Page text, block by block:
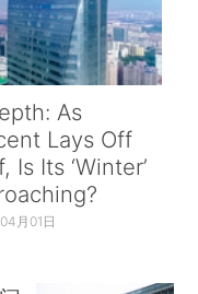
As
Lays Off
Is Its ‘Winter’
月01日